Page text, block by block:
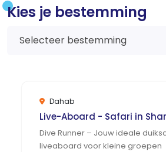
Kies je bestemming
Selecteer bestemming
Dahab
Live-Aboard - Safari in
Dive Runner – Jouw ideale
liveaboard voor kleine groepen